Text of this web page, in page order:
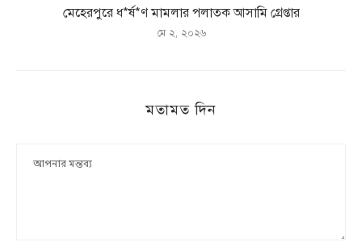
মেহেরপুরে ধ*র্ষ*ণ মামলার পলাতক আসামি গ্রেপ্তার
মে ২, ২০২৬
মতামত দিন